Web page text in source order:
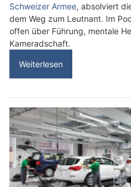
Schweizer Armee, absolviert
dem Weg zum Leutnant. Im
offen über Führung, mentale
Kameradschaft.
Weiterlesen